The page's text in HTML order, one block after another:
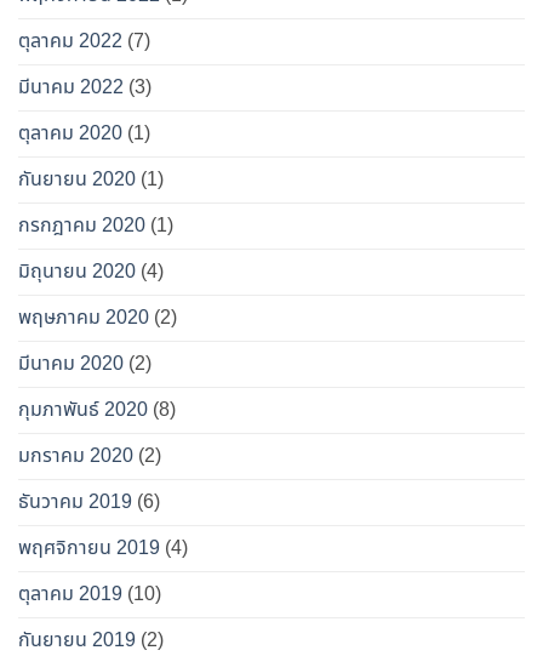
ตุลาคม 2022 (7)
มีนาคม 2022 (3)
ตุลาคม 2020 (1)
กันยายน 2020 (1)
กรกฎาคม 2020 (1)
มิถุนายน 2020 (4)
พฤษภาคม 2020 (2)
มีนาคม 2020 (2)
กุมภาพันธ์ 2020 (8)
มกราคม 2020 (2)
ธันวาคม 2019 (6)
พฤศจิกายน 2019 (4)
ตุลาคม 2019 (10)
กันยายน 2019 (2)